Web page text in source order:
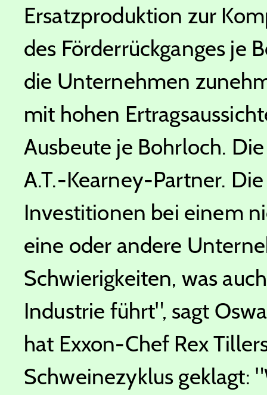
Ersatzproduktion zur
des Förderrückganges je
die Unternehmen
mit hohen
Ausbeute je Bohrloch.
A.T.-Kearney-Partner.
Investitionen bei einem
eine oder andere
Schwierigkeiten, was
Industrie führt", sagt
hat Exxon-Chef Rex
Schweinezyklus geklagt: